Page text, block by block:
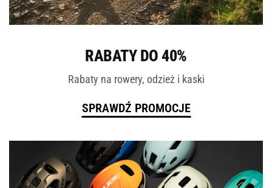
RABATY DO 40%
Rabaty na rowery, odzież i kaski
SPRAWDŹ PROMOCJE